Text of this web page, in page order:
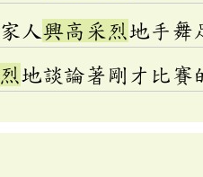
人興高采烈地手舞
地談論著剛才比賽